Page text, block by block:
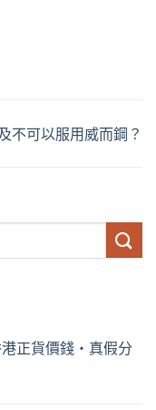
不可以服用威而鋼？
正貨價錢・真假分